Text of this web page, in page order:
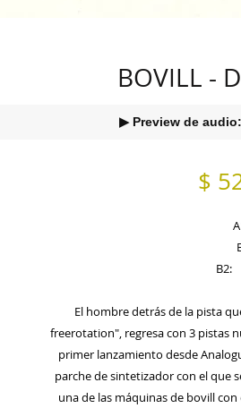
BOVILL -
▶ Preview de audio:
$
B2:
El hombre detrás de la pista
freerotation", regresa con 3 pistas
primer lanzamiento desde
parche de sintetizador con el que
una de las máquinas de bovill